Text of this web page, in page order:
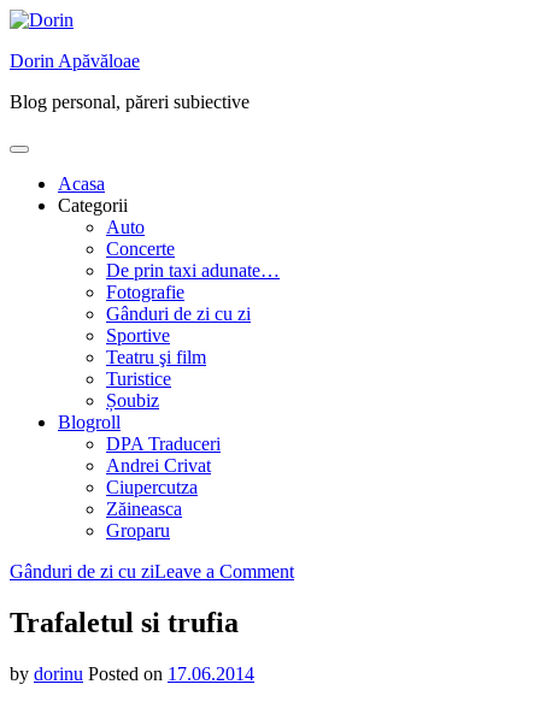
Skip
content
Dorin Apăvăloae
Blog personal, păreri subiective
Acasa
Categorii
Auto
Concerte
De prin taxi adunate…
Fotografie
Gânduri de zi cu zi
Sportive
Teatru şi film
Turistice
Șoubiz
Blogroll
DPA Traduceri
Andrei Crivat
Ciupercutza
Zăineasca
Groparu
Gânduri de zi cu ziLeave a Commenton
Trafaletul si trufia
by dorinu Posted on 17.06.2014